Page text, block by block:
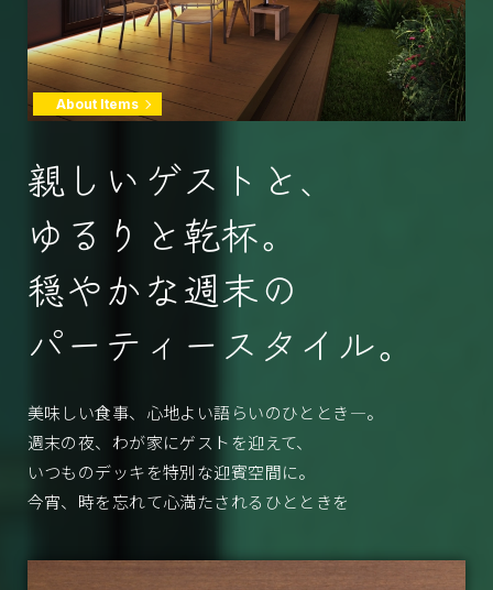
About Items
親しいゲストと、
ゆるりと乾杯。
穏やかな週末の
パーティースタイル。
美味しい食事、心地よい語らいのひととき―。
週末の夜、わが家にゲストを迎えて、
いつものデッキを特別な迎賓空間に。
今宵、時を忘れて心満たされるひとときを